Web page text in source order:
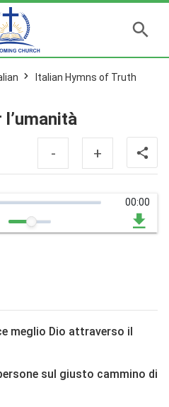
Italian Hymns of Truth
- +
00:00
meglio Dio attraverso il
sul giusto cammino di